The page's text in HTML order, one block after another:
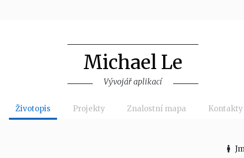
Michael Le
Vývojář aplikací
Životopis Projekty Znalostní mapa Kontakty